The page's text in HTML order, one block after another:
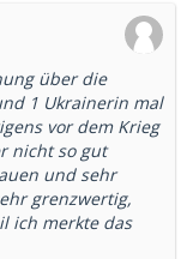
über die
1 Ukrainerin mal
vor dem Krieg
nicht so gut
und sehr
grenzwertig,
ich merkte das